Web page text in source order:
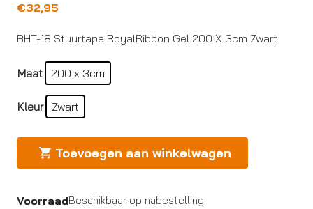
€32,95
BHT-18 Stuurtape RoyalRibbon Gel 200 X 3cm Zwart
Maat 200 x 3cm
Kleur Zwart
Toevoegen aan winkelwagen
VoorraadBeschikbaar op nabestelling